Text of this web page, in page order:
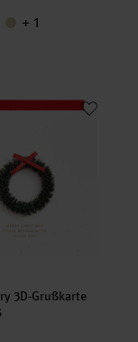
+ 1
3D-Grußkarte
3D-Grußkarte